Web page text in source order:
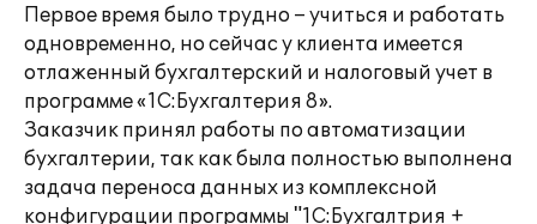
Первое время было трудно – учиться и работать
одновременно, но сейчас у клиента имеется
отлаженный бухгалтерский и налоговый учет в
программе «1С:Бухгалтерия 8».
Заказчик принял работы по автоматизации
бухгалтерии, так как была полностью выполнена
задача переноса данных из комплексной
конфигурации программы "1С:Бухгалтрия +